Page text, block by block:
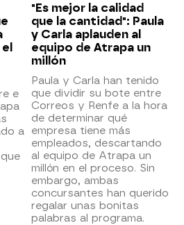
e
a
"Es mejor la calidad
que la cantidad": Paula
y Carla aplauden al
equipo de Atrapa un
millón
Paula y Carla han tenido
que dividir su bote entre
Correos y Renfe a la hora
de determinar qué
empresa tiene más
empleados, descartando
al equipo de Atrapa un
millón en el proceso. Sin
embargo, ambas
concursantes han querido
regalar unas bonitas
palabras al programa.